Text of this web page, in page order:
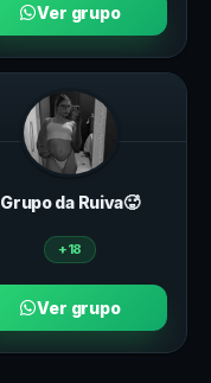
Ver grupo
Grupo da Ruiva🥵
+18
Ver grupo